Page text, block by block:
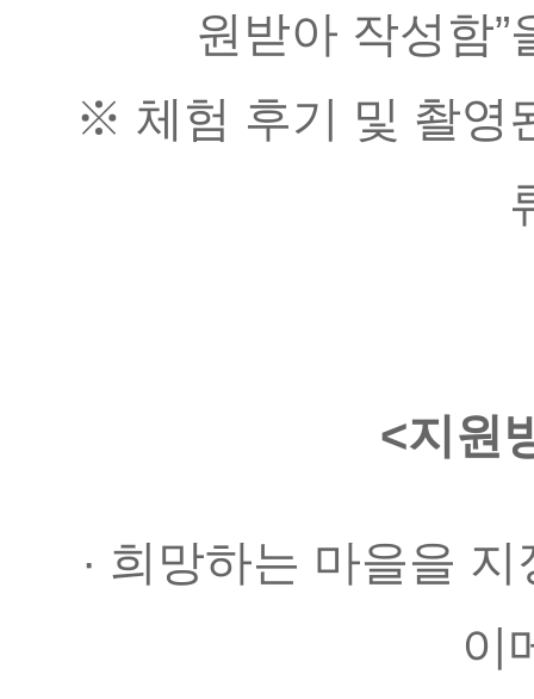
원받아 작성함
※ 체험 후기 및 촬영
<지원
· 희망하는 마을을
이